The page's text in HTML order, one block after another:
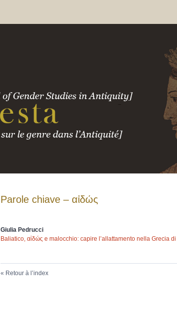
Parole chiave – αἰδώς
Giulia Pedrucci
Baliatico, αἰδώς e malocchio: capire l’allattamento nella Grecia
Retour à l’index